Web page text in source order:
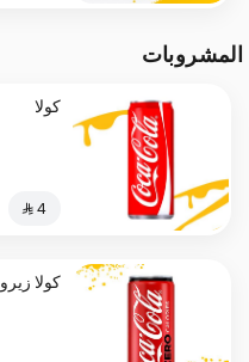
المشروبات
كولا
⁨⁦‪‬ 4⁩
كولا زيرو